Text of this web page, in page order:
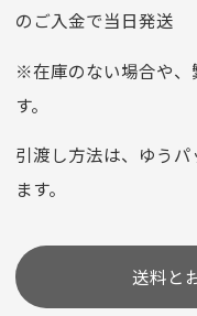
クレジットカード
選びいただけない
のご入金で当日発送
※在庫のない場合や、
す。
引渡し方法は、ゆう
ます。
送料と